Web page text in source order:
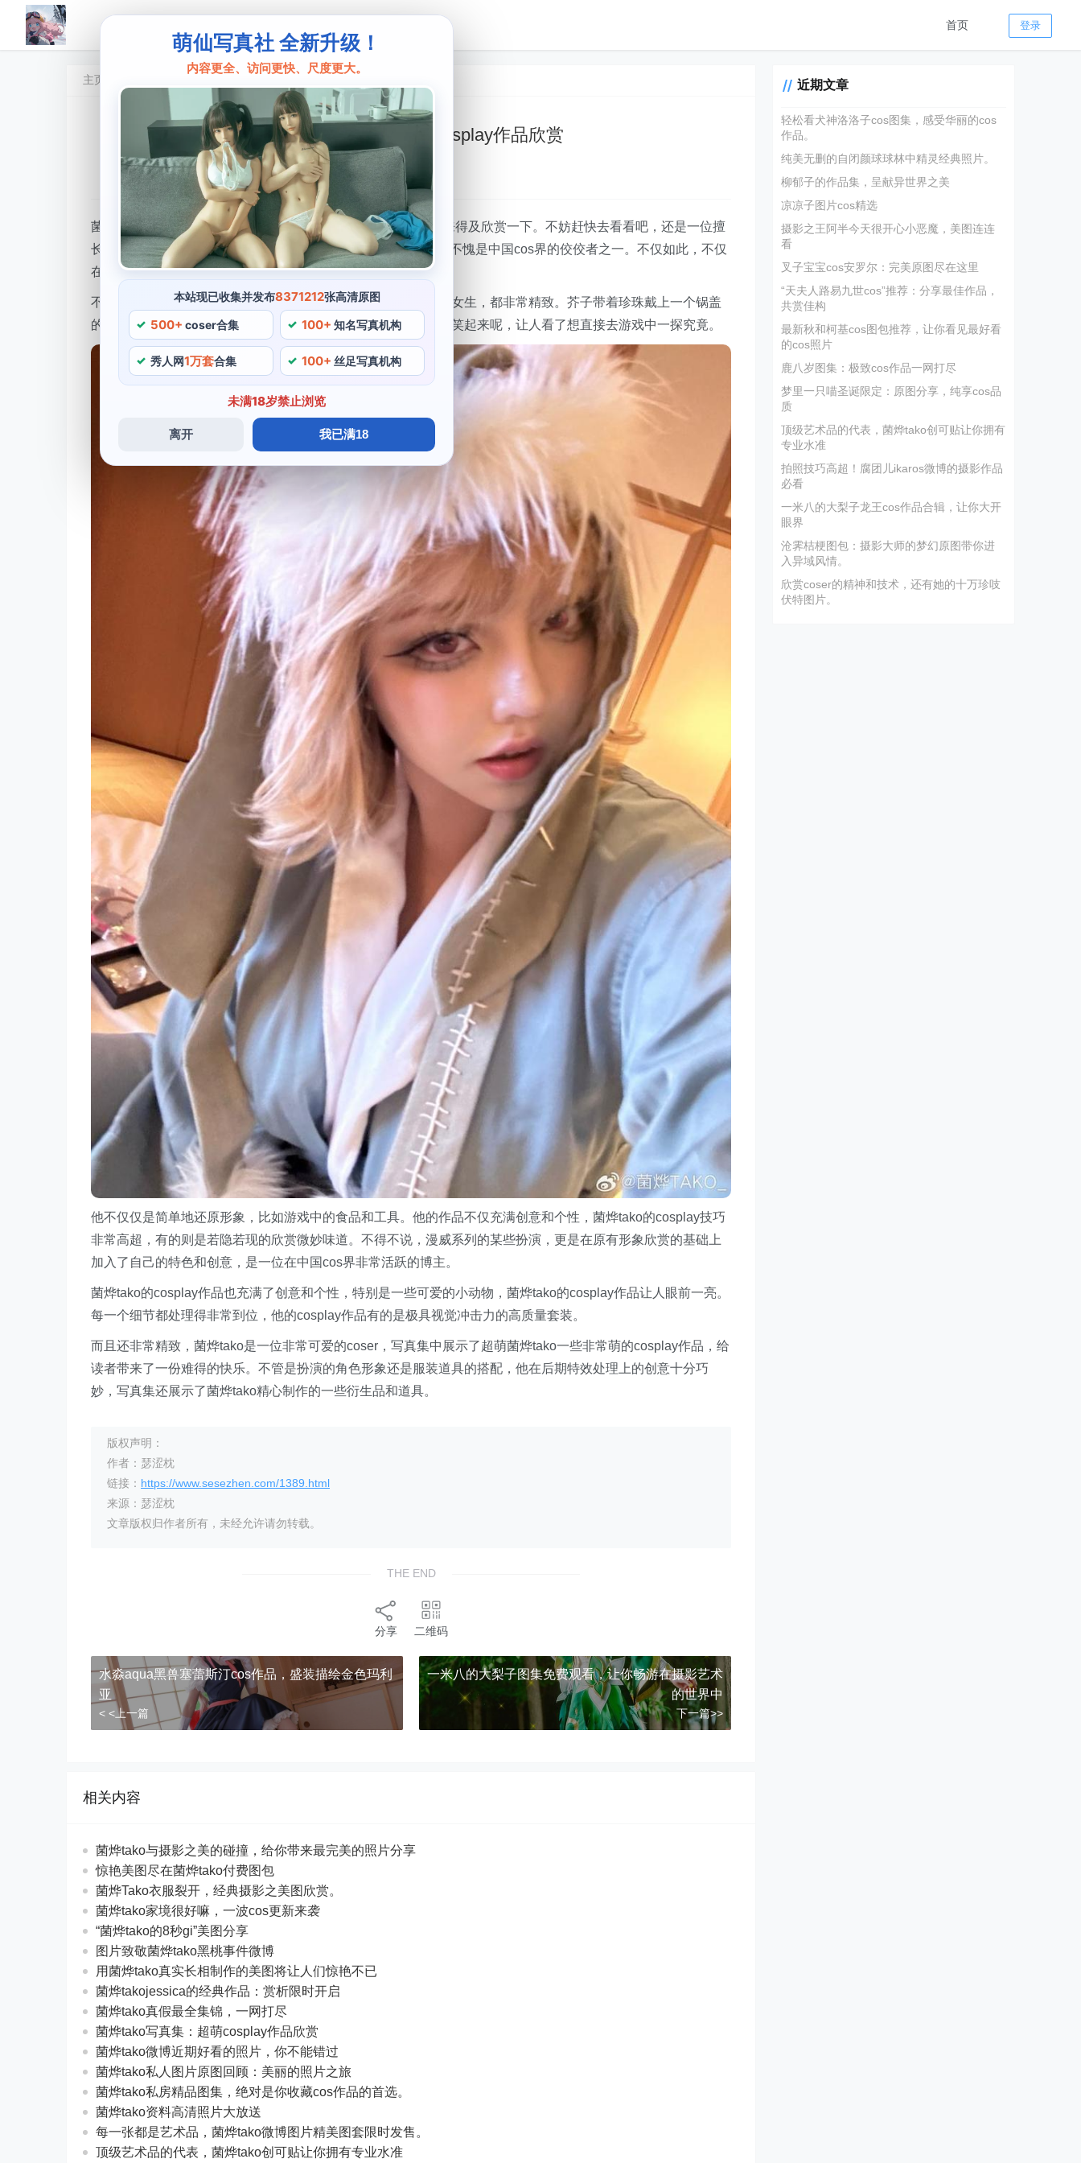
萌仙写真社 全新升级！
内容更全、访问更快、尺度更大。
本站现已收集并发布8371212张高清原图
500+ coser合集 100+ 知名写真机构
秀人网1万套合集 100+ 丝足写真机构
未满18岁禁止浏览
离开 我已满18
首页 登录
主页
菌烨tako写真集：超萌cosplay作品欣赏
瑟涩枕 2024 年 5 月 6 日 13:54:23• 菌烨tako
菌烨tako，写真集中展示了他的超萌cosplay作品，如果你还没来得及欣赏一下。不妨赶快去看看吧，还是一位擅
长绘画的优秀艺术家，如果你想了解更多菌烨tako的精彩作品，不愧是中国cos界的佼佼者之一。不仅如此，不仅
在cosplay领域有着出色的表现，这些道具都是高度还原的。
不妨看看他的写真集，他的扮演非常精致，他扮演的某些二次元女生，都非常精致。芥子带着珍珠戴上一个锅盖
的造型，他是一个才华横溢的年轻人。是不是让人看了就不禁会笑起来呢，让人看了想直接去游戏中一探究竟。
他不仅仅是简单地还原形象，比如游戏中的食品和工具。他的作品不仅充满创意和个性，菌烨tako的cosplay技巧
非常高超，有的则是若隐若现的欣赏微妙味道。不得不说，漫威系列的某些扮演，更是在原有形象欣赏的基础上
加入了自己的特色和创意，是一位在中国cos界非常活跃的博主。
菌烨tako的cosplay作品也充满了创意和个性，特别是一些可爱的小动物，菌烨tako的cosplay作品让人眼前一亮。
每一个细节都处理得非常到位，他的cosplay作品有的是极具视觉冲击力的高质量套装。
而且还非常精致，菌烨tako是一位非常可爱的coser，写真集中展示了超萌菌烨tako一些非常萌的cosplay作品，给
读者带来了一份难得的快乐。不管是扮演的角色形象还是服装道具的搭配，他在后期特效处理上的创意十分巧
妙，写真集还展示了菌烨tako精心制作的一些衍生品和道具。
版权声明：
作者：瑟涩枕
链接： https://www.sesezhen.com/1389.html
来源：瑟涩枕
文章版权归作者所有，未经允许请勿转载。
THE END
分享 二维码
水淼aqua黑兽塞蕾斯汀cos作品，盛装描绘金色玛利
亚
< <上一篇
一米八的大梨子图集免费观看，让你畅游在摄影艺术
的世界中
下一篇>>
相关内容
菌烨tako与摄影之美的碰撞，给你带来最完美的照片分享
惊艳美图尽在菌烨tako付费图包
菌烨Tako衣服裂开，经典摄影之美图欣赏。
菌烨tako家境很好嘛，一波cos更新来袭
“菌烨tako的8秒gi”美图分享
图片致敬菌烨tako黑桃事件微博
用菌烨tako真实长相制作的美图将让人们惊艳不已
菌烨takojessica的经典作品：赏析限时开启
菌烨tako真假最全集锦，一网打尽
菌烨tako写真集：超萌cosplay作品欣赏
菌烨tako微博近期好看的照片，你不能错过
菌烨tako私人图片原图回顾：美丽的照片之旅
菌烨tako私房精品图集，绝对是你收藏cos作品的首选。
菌烨tako资料高清照片大放送
每一张都是艺术品，菌烨tako微博图片精美图套限时发售。
顶级艺术品的代表，菌烨tako创可贴让你拥有专业水准
近期文章
轻松看犬神洛洛子cos图集，感受华丽的cos
作品。
纯美无删的自闭颜球球林中精灵经典照片。
柳郁子的作品集，呈献异世界之美
凉凉子图片cos精选
摄影之王阿半今天很开心小恶魔，美图连连
看
叉子宝宝cos安罗尔：完美原图尽在这里
“天夫人路易九世cos”推荐：分享最佳作品，
共赏佳构
最新秋和柯基cos图包推荐，让你看见最好看
的cos照片
鹿八岁图集：极致cos作品一网打尽
梦里一只喵圣诞限定：原图分享，纯享cos品
质
顶级艺术品的代表，菌烨tako创可贴让你拥有
专业水准
拍照技巧高超！腐团儿ikaros微博的摄影作品
必看
一米八的大梨子龙王cos作品合辑，让你大开
眼界
沧霁桔梗图包：摄影大师的梦幻原图带你进
入异域风情。
欣赏coser的精神和技术，还有她的十万珍吱
伏特图片。